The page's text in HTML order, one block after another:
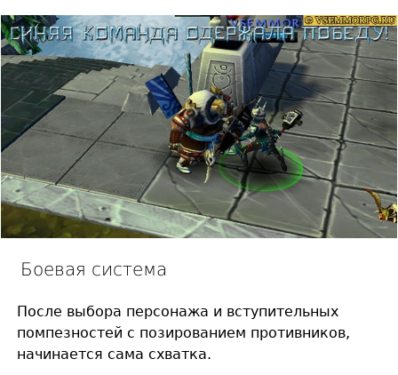
Боевая система
После выбора персонажа и вступительных
помпезностей с позированием противников,
начинается сама схватка.